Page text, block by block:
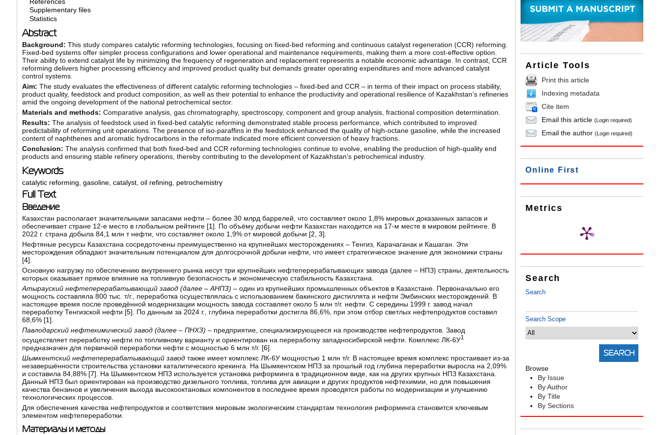
Article Tools
Print this article
Indexing metadata
Cite item
Email this article(Login required)
Email the author(Login required)
Online First
Metrics
Search
Search
Search Scope
Browse
By Issue
By Author
By Title
By Sections
References
Supplementary files
Statistics
Abstract
Background: This study compares catalytic reforming technologies, focusing on fixed-bed reforming and continuous catalyst regeneration (CCR) reforming.
Fixed-bed systems offer simpler process configurations and lower operational and maintenance requirements, making them a more cost-effective option.
Their ability to extend catalyst life by minimizing the frequency of regeneration and replacement represents a notable economic advantage. In contrast, CCR
reforming delivers higher processing efficiency and improved product quality but demands greater operating expenditures and more advanced catalyst
control systems.
Aim: The study evaluates the effectiveness of different catalytic reforming technologies – fixed-bed and CCR – in terms of their impact on process stability,
product quality, feedstock and product composition, as well as their potential to enhance the productivity and operational resilience of Kazakhstan’s refineries
amid the ongoing development of the national petrochemical sector.
Materials and methods: Comparative analysis, gas chromatography, spectroscopy, component and group analysis, fractional composition determination.
Results: The analysis of feedstock used in fixed-bed catalytic reforming demonstrated stable process performance, which contributed to improved
predictability of reforming unit operations. The presence of iso-paraffins in the feedstock enhanced the quality of high-octane gasoline, while the increased
content of naphthenes and aromatic hydrocarbons in the reformate indicated more efficient conversion of heavy fractions.
Conclusion: The analysis confirmed that both fixed-bed and CCR reforming technologies continue to evolve, enabling the production of high-quality end
products and ensuring stable refinery operations, thereby contributing to the development of Kazakhstan’s petrochemical industry.
Keywords
catalytic reforming gasoline, catalyst, oil refining petrochemistry
Full Text
Введение
Казахстан располагает значительными запасами нефти – более 30 млрд баррелей, что составляет около 1,8% мировых доказанных запасов и
обеспечивает стране 12-е место в глобальном рейтинге [1]. По объёму добычи нефти Казахстан находится на 17-м месте в мировом рейтинге. В
2022 г. страна добыла 84,1 млн т нефти, что составляет около 1,9% от мировой добычи [2 3].
Нефтяные ресурсы Казахстана сосредоточены преимущественно на крупнейших месторождениях – Тенгиз, Карачаганак и Кашаган. Эти
месторождения обладают значительным потенциалом для долгосрочной добычи нефти, что имеет стратегическое значение для экономики страны
[4].
Основную нагрузку по обеспечению внутреннего рынка несут три крупнейших нефтеперерабатывающих завода (далее – НПЗ) страны, деятельность
которых оказывает прямое влияние на топливную безопасность и экономическую стабильность Казахстана.
Атырауский нефтеперерабатывающий завод (далее – АНПЗ) – один из крупнейших промышленных объектов в Казахстане. Первоначально его
мощность составляла 800 тыс. т/г., переработка осуществлялась с использованием бакинского дистиллята и нефти Эмбинских месторождений. В
настоящее время после проведённой модернизации мощность завода составляет около 5 млн т/г. нефти. С середины 1999 г. завод начал
переработку Тенгизской нефти [5]. По данным за 2024 г., глубина переработки достигла 86,6%, при этом отбор светлых нефтепродуктов составил
68,6% [1].
Павлодарский нефтехимический завод (далее – ПНХЗ) – предприятие, специализирующееся на производстве нефтепродуктов. Завод
осуществляет переработку нефти по топливному варианту и ориентирован на переработку западносибирской нефти. Комплекс ЛК-6У1
предназначен для первичной переработки нефти с мощностью 6 млн т/г. [6].
Шымкентский нефтеперерабатывающий завод также имеет комплекс ЛК-6У мощностью 1 млн т/г. В настоящее время комплекс простаивает из-за
незавершённости строительства установки каталитического крекинга. На Шымкентском НПЗ за прошлый год глубина переработки выросла на 2,09%
и составила 84,88% [7]. На Шымкентском НПЗ используется установка риформинга в традиционном виде, как на других крупных НПЗ Казахстана.
Данный НПЗ был ориентирован на производство дизельного топлива, топлива для авиации и других продуктов нефтехимии, но для повышения
качества бензинов и увеличения выхода высокооктановых компонентов в последнее время проводятся работы по модернизации и улучшению
технологических процессов.
Для обеспечения качества нефтепродуктов и соответствия мировым экологическим стандартам технология риформинга становится ключевым
элементом нефтепереработки.
Материалы и методы